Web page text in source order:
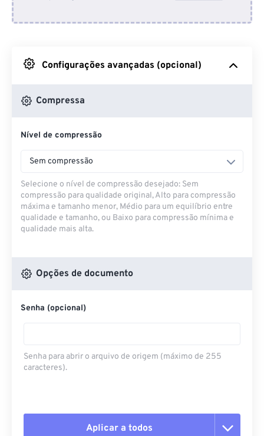
Do Google Drive
Do OneDrive
Da URL
Configurações avançadas (opcional)
Compressa
Nível de compressão
Sem compressão
Selecione o nível de compressão desejado: Sem
compressão para qualidade original, Alto para compressão
máxima e tamanho menor, Médio para um equilíbrio entre
qualidade e tamanho, ou Baixo para compressão mínima e
qualidade mais alta.
Opções de documento
Senha (opcional)
Senha para abrir o arquivo de origem (máximo de 255
caracteres).
Aplicar a todos